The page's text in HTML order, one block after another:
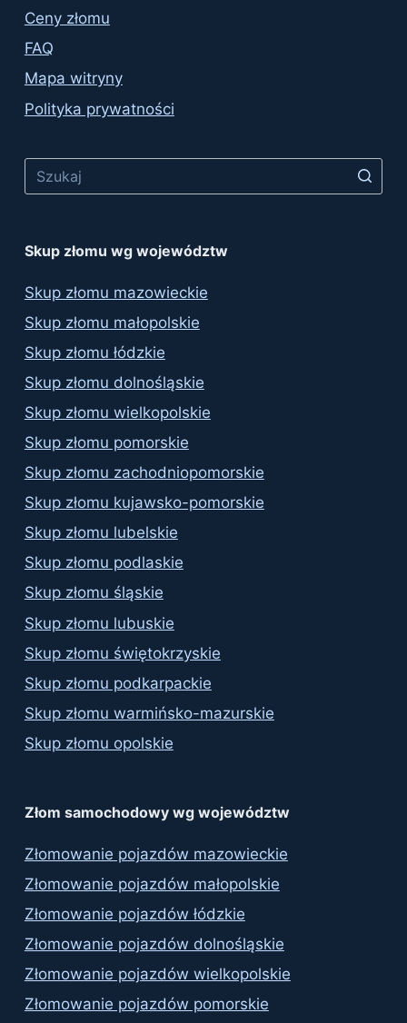
Ceny złomu
FAQ
Mapa witryny
Polityka prywatności
Skup złomu wg województw
Skup złomu mazowieckie
Skup złomu małopolskie
Skup złomu łódzkie
Skup złomu dolnośląskie
Skup złomu wielkopolskie
Skup złomu pomorskie
Skup złomu zachodniopomorskie
Skup złomu kujawsko-pomorskie
Skup złomu lubelskie
Skup złomu podlaskie
Skup złomu śląskie
Skup złomu lubuskie
Skup złomu świętokrzyskie
Skup złomu podkarpackie
Skup złomu warmińsko-mazurskie
Skup złomu opolskie
Złom samochodowy wg województw
Złomowanie pojazdów mazowieckie
Złomowanie pojazdów małopolskie
Złomowanie pojazdów łódzkie
Złomowanie pojazdów dolnośląskie
Złomowanie pojazdów wielkopolskie
Złomowanie pojazdów pomorskie